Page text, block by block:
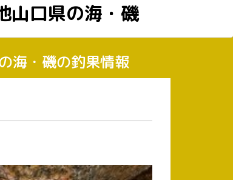
山口県の海・磯
海・磯の釣果情報